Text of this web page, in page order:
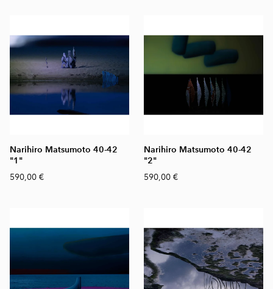
Narihiro Matsumoto 40-42
"1"
590,00 €
Narihiro Matsumoto 40-42
"2"
590,00 €